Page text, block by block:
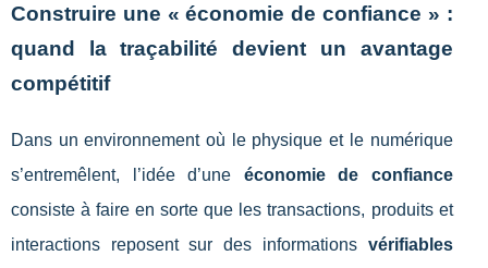
Construire une « économie de confiance » :
quand la traçabilité devient un avantage
compétitif
Dans un environnement où le physique et le numérique
s’entremêlent, l’idée d’une économie de confiance
consiste à faire en sorte que les transactions, produits et
interactions reposent sur des informations vérifiables